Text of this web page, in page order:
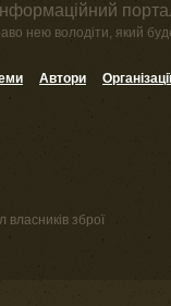
нею володіти, який
Автори
зброї